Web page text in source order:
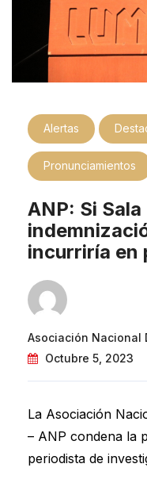
Alertas
Pronunciamientos
ANP: Si
incurriría en
Asociación Nacional
Octubre 5, 2023
La Asociación
– ANP condena la
periodista de